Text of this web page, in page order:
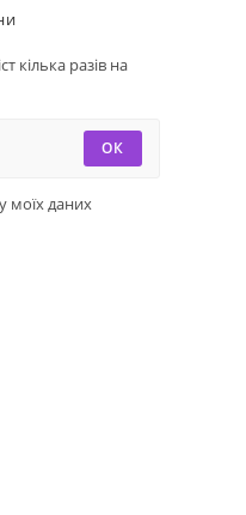
кілька разів на
ОК
моїх даних